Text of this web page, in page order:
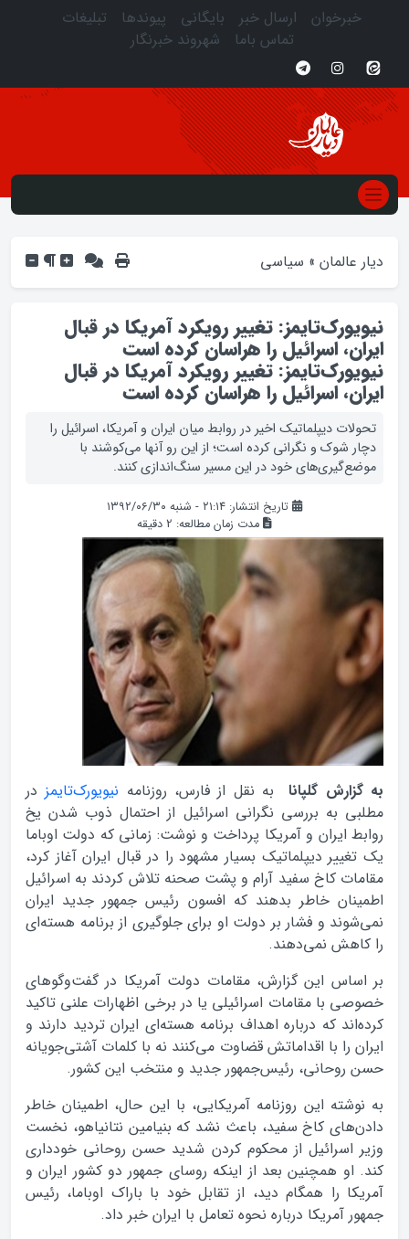
خبرخوان ارسال خبر بایگانی پیوندها
تبلیغات
تماس باما
شهروند خبرنگار
دیار عالمان » سیاسی
نیویورک‌تایمز: تغییر رویکرد آمریکا در قبال
ایران، اسرائیل را هراسان کرده است
نیویورک‌تایمز: تغییر رویکرد آمریکا در قبال
ایران، اسرائیل را هراسان کرده است
تحولات دیپلماتیک اخیر در روابط میان ایران و آمریکا، اسرائیل را
دچار شوک و نگرانی کرده است؛ از این رو آنها می‌کوشند با
موضع‌گیری‌های خود در این مسیر سنگ‌اندازی کنند.
تاریخ انتشار: ۲۱:۱۴ - شنبه ۱۳۹۲/۰۶/۳۰
مدت زمان مطالعه: 2 دقیقه
به گزارش گلپانابه نقل از فارس، روزنامه نیویورک‌تایمز در
مطلبی به بررسی نگرانی اسرائیل از احتمال ذوب شدن یخ
روابط ایران و آمریکا پرداخت و نوشت: زمانی که دولت اوباما
یک تغییر دیپلماتیک بسیار مشهود را در قبال ایران آغاز کرد،
مقامات کاخ سفید آرام و پشت صحنه تلاش کردند به اسرائیل
اطمینان خاطر بدهند که افسون رئیس جمهور جدید ایران
نمی‌شوند و فشار بر دولت او برای جلوگیری از برنامه هسته‌ای
را کاهش نمی‌دهند.
بر اساس این گزارش، مقامات دولت آمریکا در گفت‌وگوهای
خصوصی با مقامات اسرائیلی یا در برخی اظهارات علنی تاکید
کرده‌اند که درباره اهداف برنامه هسته‌ای ایران تردید دارند و
ایران را با اقداماتش قضاوت می‌کنند نه با کلمات آشتی‌جویانه
حسن روحانی، رئیس‌جمهور جدید و منتخب این کشور.
به نوشته این روزنامه آمریکایی، با این حال، اطمینان خاطر
دادن‌های کاخ سفید، باعث نشد که بنیامین نتانیاهو، نخست
وزیر اسرائیل از محکوم کردن شدید حسن روحانی خودداری
کند. او همچنین بعد از اینکه روسای جمهور دو کشور ایران و
آمریکا را همگام دید، از تقابل خود با باراک اوباما، رئیس
جمهور آمریکا درباره نحوه تعامل با ایران خبر داد.